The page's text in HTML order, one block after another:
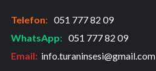
Telefon: 051 777 82 09
WhatsApp: 051 777 82 09
Email: info.turaninsesi@gmail.com